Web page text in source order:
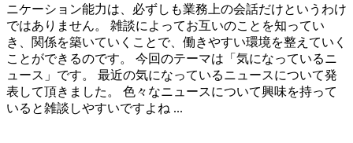
ニケーション能力は、必ずしも業務上の会話だけというわけ
ではありません。 雑談によってお互いのことを知ってい
き、関係を築いていくことで、働きやすい環境を整えていく
ことができるのです。 今回のテーマは「気になっているニ
ュース」です。 最近の気になっているニュースについて発
表して頂きました。 色々なニュースについて興味を持って
いると雑談しやすいですよね ...